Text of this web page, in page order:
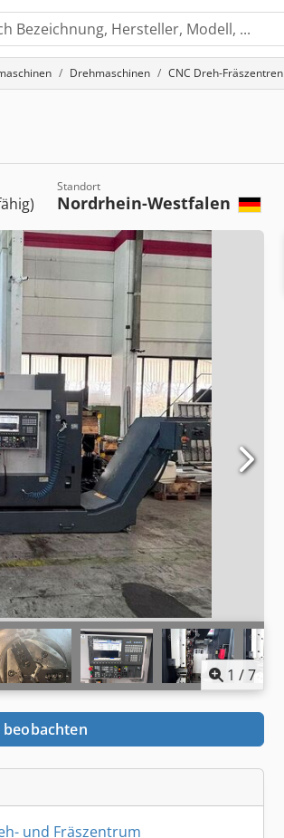
Drehmaschinen CNC Dreh-Fräszentren
Standort
Nordrhein-Westfalen
1 /7
und Fräszentrum